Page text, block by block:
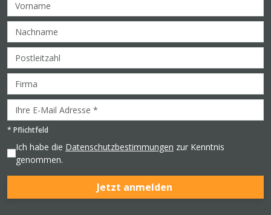
* Pflichtfeld
Ich habe die Datenschutzbestimmungen zur Kenntnis
genommen.
Jetzt anmelden